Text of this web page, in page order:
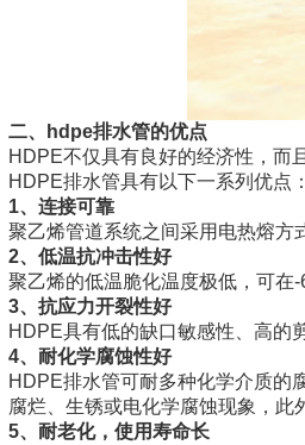
二、hdpe排水管的优点
HDPE不仅具有良好的经济性，而
HDPE排水管具有以下一系列优点：
1、连接可靠
聚乙烯管道系统之间采用电热熔方
2、低温抗冲击性好
聚乙烯的低温脆化温度极低，可在
3、抗应力开裂性好
HDPE具有低的缺口敏感性、高的
4、耐化学腐蚀性好
HDPE排水管可耐多种化学介质的
腐烂、生锈或电化学腐蚀现象，此
5、耐老化，使用寿命长